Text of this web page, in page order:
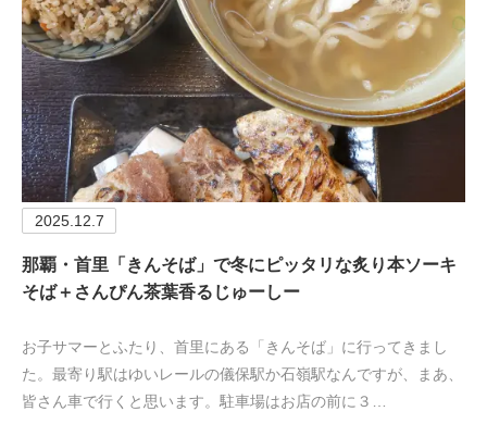
2025.12.7
那覇・首里「きんそば」で冬にピッタリな炙り本ソーキ
そば＋さんぴん茶葉香るじゅーしー
お子サマーとふたり、首里にある「きんそば」に行ってきまし
た。最寄り駅はゆいレールの儀保駅か石嶺駅なんですが、まあ、
皆さん車で行くと思います。駐車場はお店の前に３…